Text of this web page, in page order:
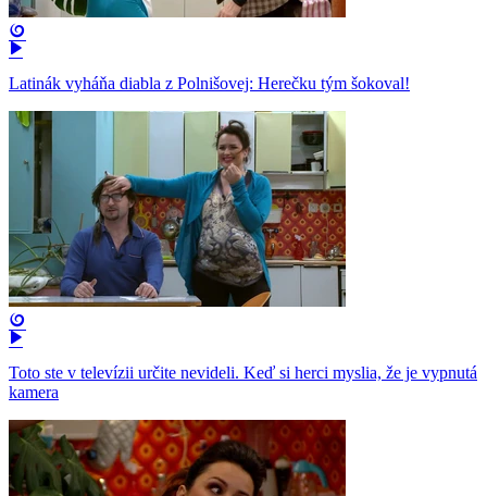
Latinák vyháňa diabla z Polnišovej: Herečku tým šokoval!
Toto ste v televízii určite nevideli. Keď si herci myslia, že je vypnutá
kamera